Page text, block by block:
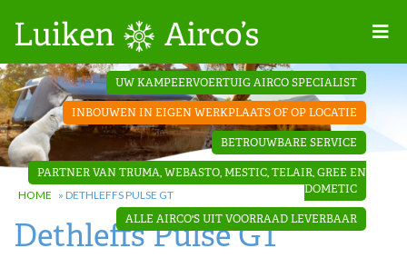
Projecten
Contact
Dakopbouw
airco’s
‘Onder de
bank’ airco’s
UW KAMPEERVOERTUIG AIRCO SPECIALIST
INBOUWEN IN EIGEN WERKPLAATS OF OP LOCATIE
BETROUWBARE SERVICE
PARTNER VAN TRUMA, WEBASTO, MESTIC, TELAIR, GREE EN
DOMETIC
ALLE AIRCO'S UIT VOORRAAD LEVERBAAR
HOME » DETHLEFFS PULSE GT
Dethleffs Pulse GT